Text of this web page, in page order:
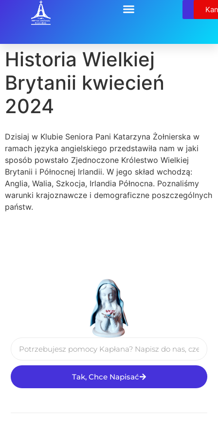
Historia Wielkiej
Brytanii kwiecień
2024
Dzisiaj w Klubie Seniora Pani Katarzyna Żołnierska w
ramach języka angielskiego przedstawiła nam w jaki
sposób powstało Zjednoczone Królestwo Wielkiej
Brytanii i Północnej Irlandii. W jego skład wchodzą:
Anglia, Walia, Szkocja, Irlandia Północna. Poznaliśmy
warunki krajoznawcze i demograficzne poszczególnych
państw.
Tak, Chce Napisać